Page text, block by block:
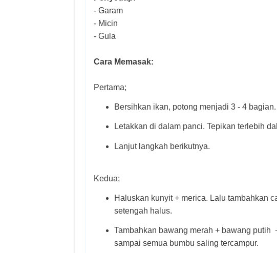
- Garam
- Micin
- Gula
Cara Memasak:
Pertama;
Bersihkan ikan, potong menjadi 3 - 4 bagian.
Letakkan di dalam panci. Tepikan terlebih
Lanjut langkah berikutnya.
Kedua;
Haluskan kunyit + merica. Lalu tambahkan
setengah halus.
Tambahkan bawang merah + bawang putih
sampai semua bumbu saling tercampur.